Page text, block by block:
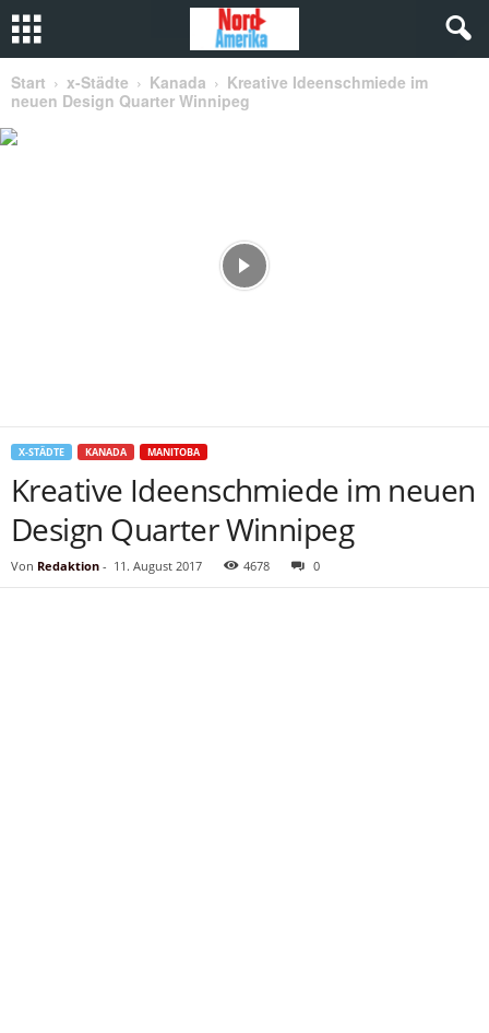
Start x-Städte Kanada
Kreative Ideenschmiede im
neuen Design Quarter Winnipeg
X-STÄDTE KANADA MANITOBA
Kreative Ideenschmiede im neuen
Design Quarter Winnipeg
Von Redaktion - 11. August 2017 4678 0